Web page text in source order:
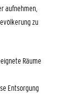
aufnehmen,
zu
Räume
Entsorgung